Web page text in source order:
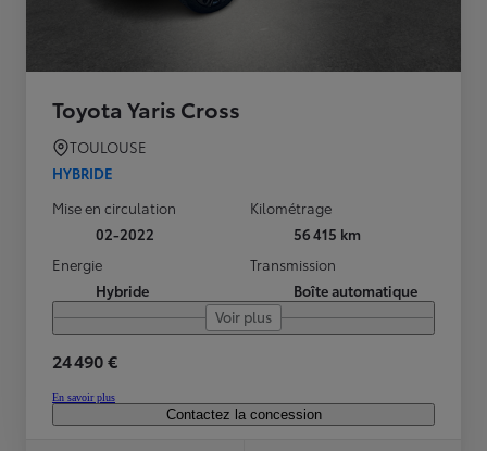
Toyota Yaris Cross
TOULOUSE
HYBRIDE
Mise en circulation
02-2022
Kilométrage
56 415 km
Energie
Hybride
Transmission
Boîte automatique
Voir plus
24 490 €
En savoir plus
Contactez la concession